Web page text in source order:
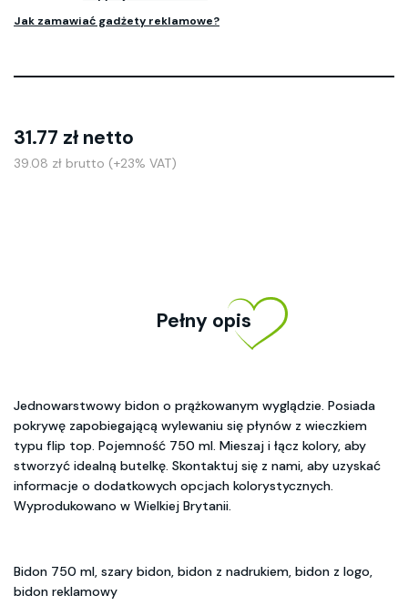
Jak zamawiać gadżety reklamowe?
31.77 zł netto
39.08 zł brutto (+23% VAT)
Pełny opis
Jednowarstwowy bidon o prążkowanym wyglądzie. Posiada
pokrywę zapobiegającą wylewaniu się płynów z wieczkiem
typu flip top. Pojemność 750 ml. Mieszaj i łącz kolory, aby
stworzyć idealną butelkę. Skontaktuj się z nami, aby uzyskać
informacje o dodatkowych opcjach kolorystycznych.
Wyprodukowano w Wielkiej Brytanii.
Bidon 750 ml, szary bidon, bidon z nadrukiem, bidon z logo,
bidon reklamowy